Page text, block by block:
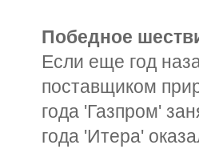
Победное
Если еще год
поставщиком
года 'Газпром'
года 'Итера'